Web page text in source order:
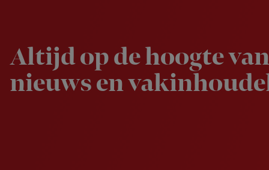
Altijd op de hoogte
nieuws en